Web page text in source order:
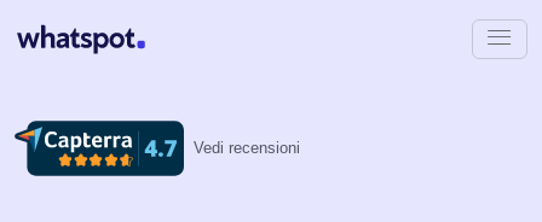
Vedi recensioni